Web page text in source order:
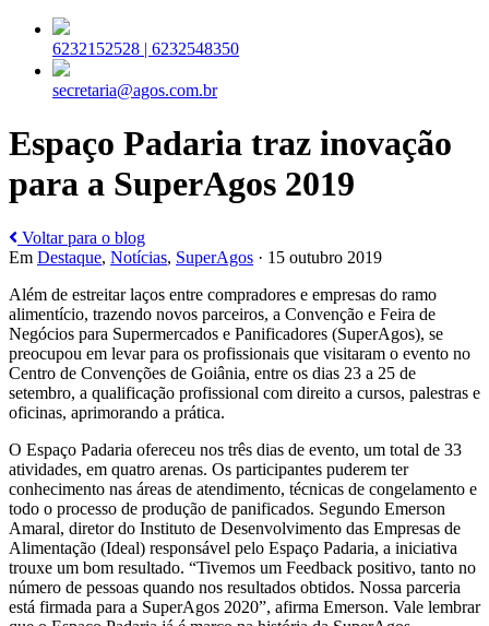
6232152528 | 6232548350
secretaria@agos.com.br
Espaço Padaria traz inovação
para a SuperAgos 2019
Voltar para o blog
Em Destaque, Notícias, SuperAgos · 15 outubro 2019
Além de estreitar laços entre compradores e empresas do ramo
alimentício, trazendo novos parceiros, a Convenção e Feira de
Negócios para Supermercados e Panificadores (SuperAgos), se
preocupou em levar para os profissionais que visitaram o evento no
Centro de Convenções de Goiânia, entre os dias 23 a 25 de
setembro, a qualificação profissional com direito a cursos, palestras e
oficinas, aprimorando a prática.
O Espaço Padaria ofereceu nos três dias de evento, um total de 33
atividades, em quatro arenas. Os participantes puderem ter
conhecimento nas áreas de atendimento, técnicas de congelamento e
todo o processo de produção de panificados. Segundo Emerson
Amaral, diretor do Instituto de Desenvolvimento das Empresas de
Alimentação (Ideal) responsável pelo Espaço Padaria, a iniciativa
trouxe um bom resultado. “Tivemos um Feedback positivo, tanto no
número de pessoas quando nos resultados obtidos. Nossa parceria
está firmada para a SuperAgos 2020”, afirma Emerson. Vale lembrar